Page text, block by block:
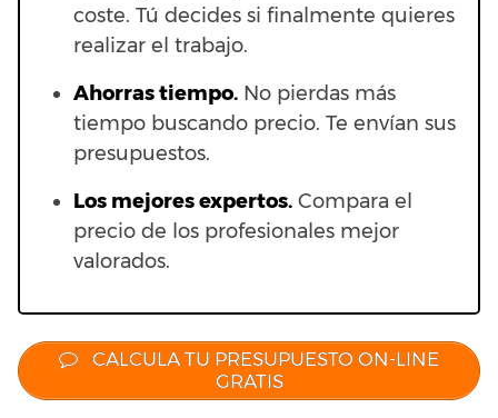
coste. Tú decides si finalmente quieres
realizar el trabajo.
Ahorras tiempo. No pierdas más
tiempo buscando precio. Te envían sus
presupuestos.
Los mejores expertos. Compara el
precio de los profesionales mejor
valorados.
CALCULA TU PRESUPUESTO ON-LINE
GRATIS